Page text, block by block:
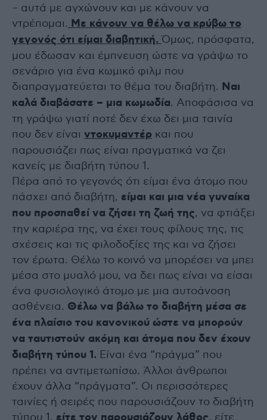
– αυτά με αγχώνουν και με κάνουν να
ντρέπομαι.Με κάνουν να θέλω να κρύβω το
γεγονός ότι είμαι διαβητική. Όμως, πρόσφατα,
μου έδωσαν και έμπνευση ώστε να γράψω το
σενάριο για ένα κωμικό φιλμ που
διαπραγματεύεται το θέμα του διαβήτη. Ναι
καλά διαβάσατε – μια κωμωδία. Αποφάσισα να
τη γράψω γιατί ποτέ δεν έχω δει μια ταινία
που δεν είναι ντοκυμαντέρ και που
παρουσιάζει πως είναι πραγματικά να ζει
κανείς με διαβήτη τύπου 1.
Πέρα από το γεγονός ότι είμαι ένα άτομο που
πάσχει από διαβήτη, είμαι και μια νέα γυναίκα
που προσπαθεί να ζήσει τη ζωή της, να φτιάξει
την καριέρα της, να έχει τους φίλους της, τις
σχέσεις και τις φιλοδοξίες της και να ζήσει
τον έρωτα. Θέλω το κοινό να μπορέσει να μπει
μέσα στο μυαλό μου, να δει πως είναι να είσαι
ένα φυσιολογικό άτομο με μια αυτοάνοση
ασθένεια. Θέλω να βάλω το διαβήτη μέσα σε
ένα πλαίσιο του κανονικού ώστε να μπορούν
να ταυτιστούν ακόμη και άτομα που δεν έχουν
διαβήτη τύπου 1. Είναι ένα “πράγμα” που
πρέπει να αντιμετωπίσω. Άλλοι άνθρωποι
έχουν άλλα “πράγματα”. Οι περισσότερες
ταινίες ή σειρές που παρουσιάζουν το διαβήτη
τύπου 1,
, είτε